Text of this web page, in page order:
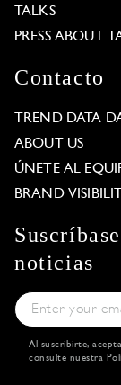
TALKS
PRESS ABOUT
Contacto
TREND DATA
ABOUT US
ÚNETE AL
BRAND
noticias
Al suscribirte,
consulte nuestra